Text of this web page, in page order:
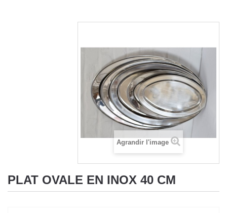
Agrandir l'image
PLAT OVALE EN INOX 40 CM